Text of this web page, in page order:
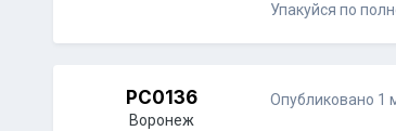
Упакуйся по
PC0136
Воронеж
Опубликовано 1